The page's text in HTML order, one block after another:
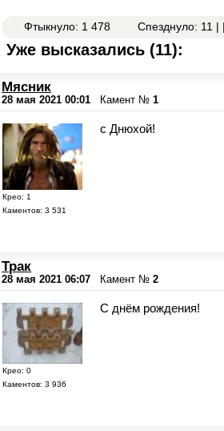
Фтыкнуло: 1 478 Спезднуло: 11 | |
Уже высказались (11):
Мясник
28 мая 2021 00:01 Камент №1
Крео: 1
Каментов: 3 531
с Днюхой!
Трак
28 мая 2021 06:07 Камент №2
Крео: 0
Каментов: 3 936
С днём рождения!